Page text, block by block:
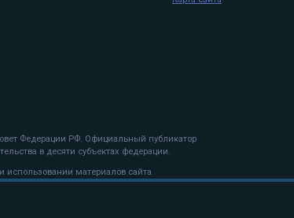
Федерации РФ. Официальный публикатор
в десяти субъектах федерации.
использовании материалов сайта